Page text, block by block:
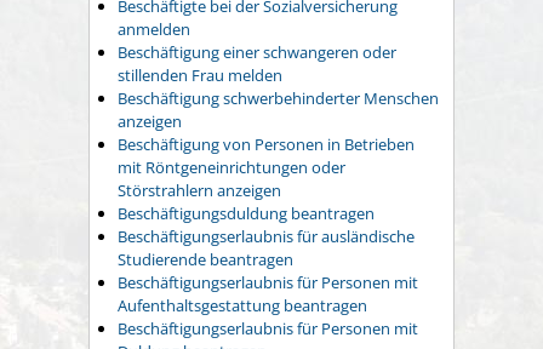
Beschäftigte bei der Sozialversicherung
anmelden
Beschäftigung einer schwangeren oder
stillenden Frau melden
Beschäftigung schwerbehinderter Menschen
anzeigen
Beschäftigung von Personen in Betrieben
mit Röntgeneinrichtungen oder
Störstrahlern anzeigen
Beschäftigungsduldung beantragen
Beschäftigungserlaubnis für ausländische
Studierende beantragen
Beschäftigungserlaubnis für Personen mit
Aufenthaltsgestattung beantragen
Beschäftigungserlaubnis für Personen mit